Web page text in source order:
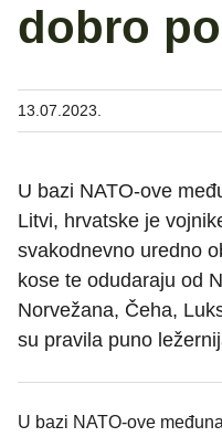
dobro
13.07.2023.
U bazi NATO-ove
Litvi, hrvatske je
svakodnevno uredno
kose te odudaraju od
Norvežana, Čeha,
su pravila puno
U bazi NATO-ove